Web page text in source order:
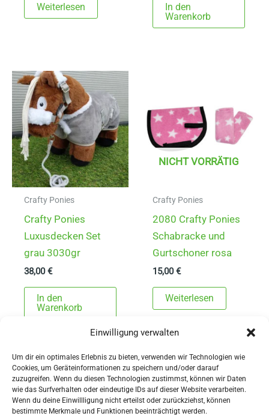
Einwilligung verwalten
Um dir ein optimales Erlebnis zu bieten, verwenden wir Technologien wie
Cookies, um Geräteinformationen zu speichern und/oder darauf
zuzugreifen. Wenn du diesen Technologien zustimmst, können wir Daten
wie das Surfverhalten oder eindeutige IDs auf dieser Website verarbeiten.
Wenn du deine Einwillligung nicht erteilst oder zurückziehst, können
bestimmte Merkmale und Funktionen beeinträchtigt werden.
Weiterlesen
In den
Warenkorb
Crafty Ponies
Crafty Ponies
Luxusdecken Set
grau 3030gr
38,00€
In den
Warenkorb
NICHT VORRÄTIG
Crafty Ponies
2080 Crafty Ponies
Schabracke und
Gurtschoner rosa
15,00€
Weiterlesen
AGBs